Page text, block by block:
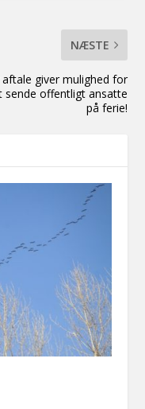
NÆSTE
aftale giver mulighed for
sende offentligt ansatte
på ferie!